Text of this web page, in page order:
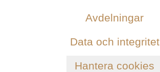
Avdelningar
Data och integritet
Hantera cookies